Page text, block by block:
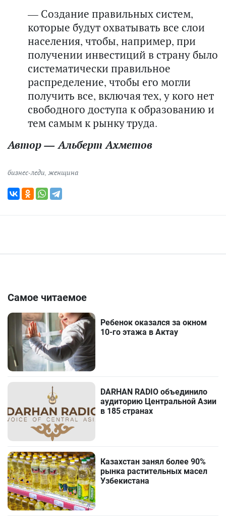
— Создание правильных систем,
которые будут охватывать все слои
населения, чтобы, например, при
получении инвестиций в страну было
систематически правильное
распределение, чтобы его могли
получить все, включая тех, у кого нет
свободного доступа к образованию и
тем самым к рынку труда.
Автор — Альберт Ахметов
бизнес-леди,женщина
Самое читаемое
Ребенок оказался за окном
10-го этажа в Актау
DARHAN RADIO объединило
аудиторию Центральной Азии
в 185 странах
Казахстан занял более 90%
рынка растительных масел
Узбекистана